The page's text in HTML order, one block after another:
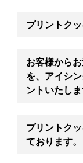
プリントクッ
お客様から
を、アイシ
ントいたしま
プリントク
ております。